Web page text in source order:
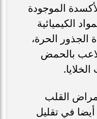
الموجودة
الكيميائية
الحرة،
بالحمض
القلب
في تقليل